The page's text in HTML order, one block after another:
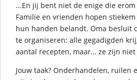
...En jij bent niet de enige die
Familie en vrienden hopen
hun handen belandt. Oma besluit
te organiseren: alle gegadigden
aantal recepten, maar… ze zijn niet
Jouw taak? Onderhandelen, ruilen